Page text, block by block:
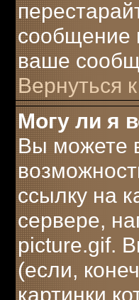
сообщение
ваше
Вернуться
Могу ли я
Вы можете
ссылку на
сервере,
picture.gif.
(если,
картинки